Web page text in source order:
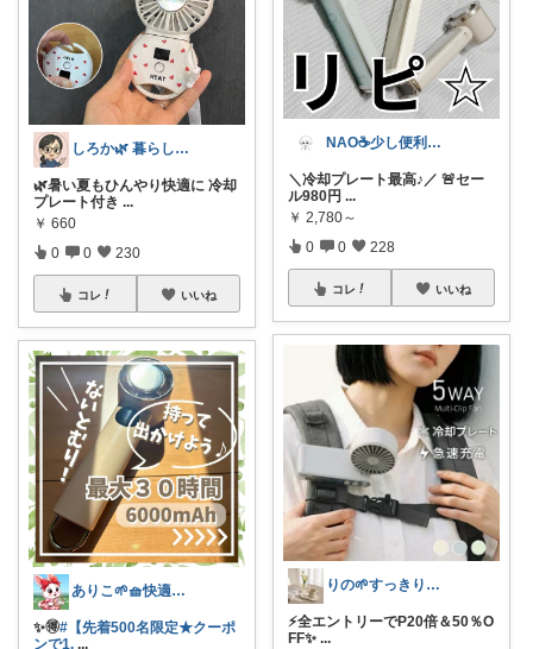
しろか🌿 暮らしを良くするアイテム
🌿暑い夏もひんやり快適に 冷却
プレート付き ...
￥ 660
0 0 230
コレ いいね
ありこ🌱🧺快適な暮らし雑貨🌻
✨️🉐#【先着500名限定★クーポ
ンで1, ...
NAO☕️少し便利な僕の家
＼冷却プレート最高♪／ 🚨セー
ル980円 ...
￥ 2,780～
0 0 228
コレ いいね
りの🌱すっきり×お気に入りの暮らし
⚡️全エントリーでP20倍＆50％O
FF✨ ...